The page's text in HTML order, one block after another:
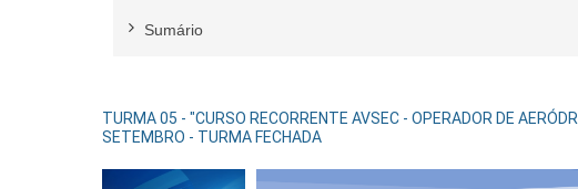
Sumário
TURMA 05 - "CURSO RECORRENTE AVSEC - OPERADOR DE
SETEMBRO - TURMA FECHADA